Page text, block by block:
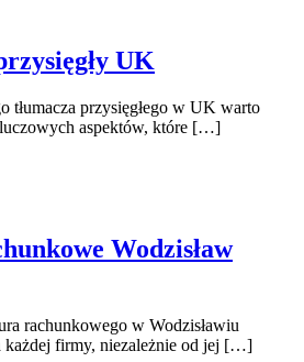
UK
tłumacza przysięgłego w UK warto
aspektów, które […]
Wodzisław
rachunkowego w Wodzisławiu
każdej firmy, niezależnie od jej […]